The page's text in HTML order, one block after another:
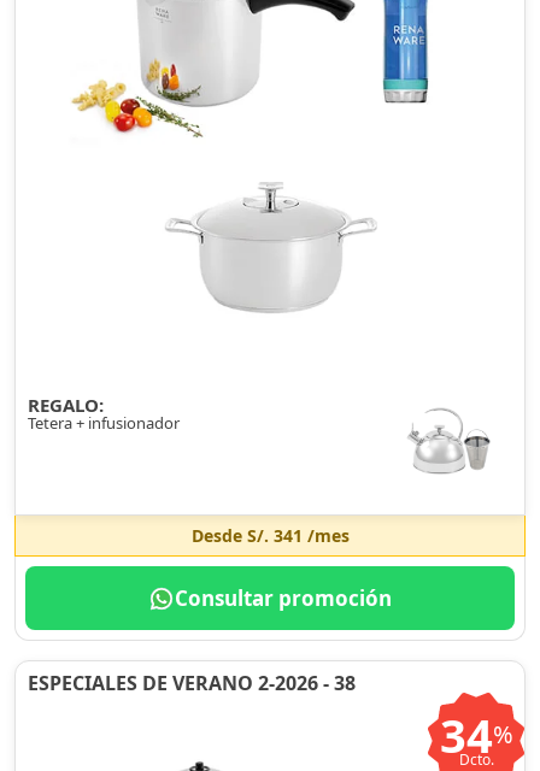
REGALO:
Tetera + infusionador
Desde S/. 341 /mes
Consultar promoción
ESPECIALES DE VERANO 2-2026 - 38
34%
Dcto.